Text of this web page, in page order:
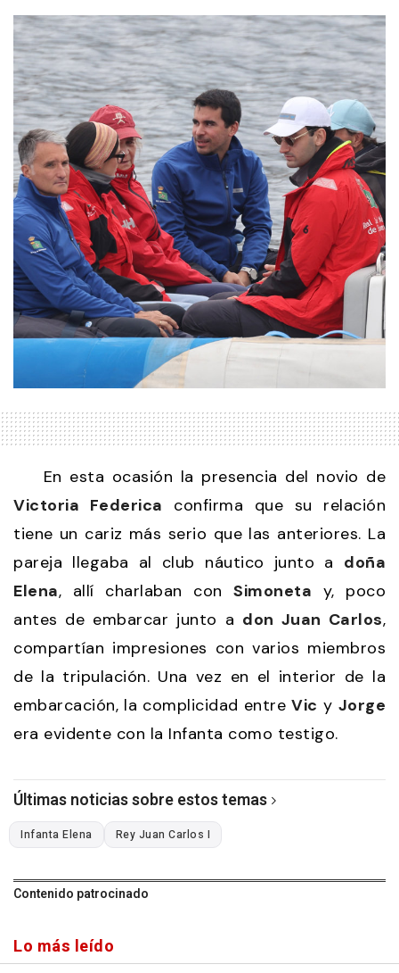
En esta ocasión la presencia del novio de
Victoria Federica confirma que su relación
tiene un cariz más serio que las anteriores. La
pareja llegaba al club náutico junto a doña
Elena, allí charlaban con Simoneta y, poco
antes de embarcar junto a don Juan Carlos,
compartían impresiones con varios miembros
de la tripulación. Una vez en el interior de la
embarcación, la complicidad entreVic y Jorge
era evidente con la Infanta como testigo.
Últimas noticias sobre estos temas
Infanta Elena Rey Juan Carlos I
Contenido patrocinado
Lo más leído